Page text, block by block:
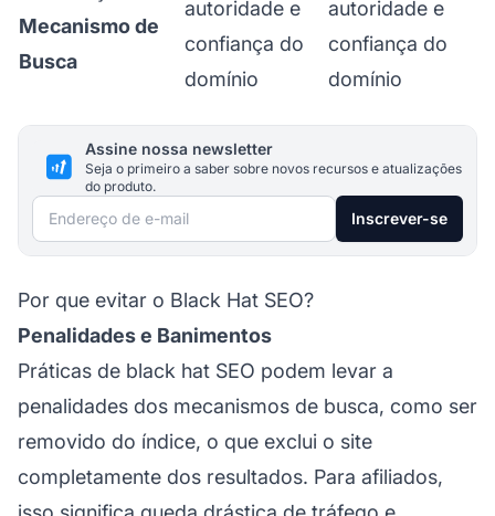
Mecanismo de
Busca
autoridade e
confiança do
domínio
autoridade e
confiança do
domínio
Assine nossa newsletter
Seja o primeiro a saber sobre novos recursos e atualizações
do produto.
Endereço de e-mail Inscrever-se
Por que evitar o Black Hat SEO?
Penalidades e Banimentos
Práticas de black hat SEO podem levar a
penalidades dos mecanismos de busca, como ser
removido do índice, o que exclui o site
completamente dos resultados. Para afiliados,